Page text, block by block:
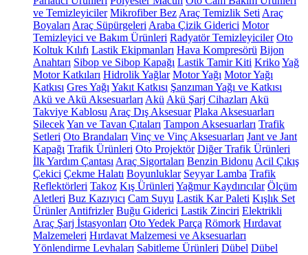
ve Temizleyiciler Mikrofiber Bez Araç Temizlik Seti Araç
Boyaları Araç Süpürgeleri Araba Çizik Giderici Motor
Temizleyici ve Bakım Ürünleri Radyatör Temizleyiciler Oto
Koltuk Kılıfı Lastik Ekipmanları Hava Kompresörü Bijon
Anahtarı Sibop ve Sibop Kapağı Lastik Tamir Kiti KrikoYağ
Motor Katkıları Hidrolik Yağlar Motor Yağı Motor Yağı
Katkısı Gres Yağı Yakıt Katkısı Şanzıman Yağı ve Katkısı
Akü ve Akü Aksesuarları Akü Akü Şarj Cihazları Akü
Takviye Kablosu Araç Dış Aksesuar Plaka Aksesuarları
SilecekYan ve Tavan Çıtaları Tampon Aksesuarları Trafik
Setleri Oto Brandaları Vinç ve Vinç Aksesuarları Jant ve Jant
Kapağı Trafik Ürünleri Oto Projektör Diğer Trafik Ürünleri
İlk Yardım Çantası Araç Sigortaları Benzin Bidonu Acil Çıkış
Çekici Çekme Halatı Boyunluklar Seyyar Lamba Trafik
Reflektörleri Takoz Kış Ürünleri Yağmur Kaydırıcılar Ölçüm
Aletleri Buz Kazıyıcı Cam Suyu Lastik Kar Paleti Kışlık Set
Ürünler Antifrizler Buğu Giderici Lastik Zinciri Elektrikli
Araç Şarj İstasyonları Oto Yedek Parça Römork Hırdavat
Malzemeleri Hırdavat Malzemesi ve Aksesuarları
Yönlendirme Levhaları Sabitleme Ürünleri Dübel Dübel